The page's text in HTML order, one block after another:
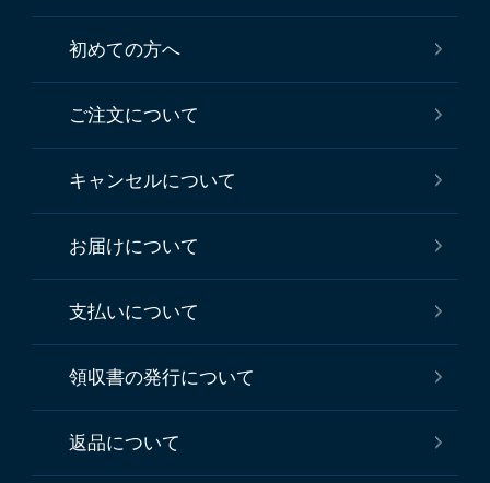
初めての方へ
ご注文について
キャンセルについて
お届けについて
支払いについて
領収書の発行について
返品について